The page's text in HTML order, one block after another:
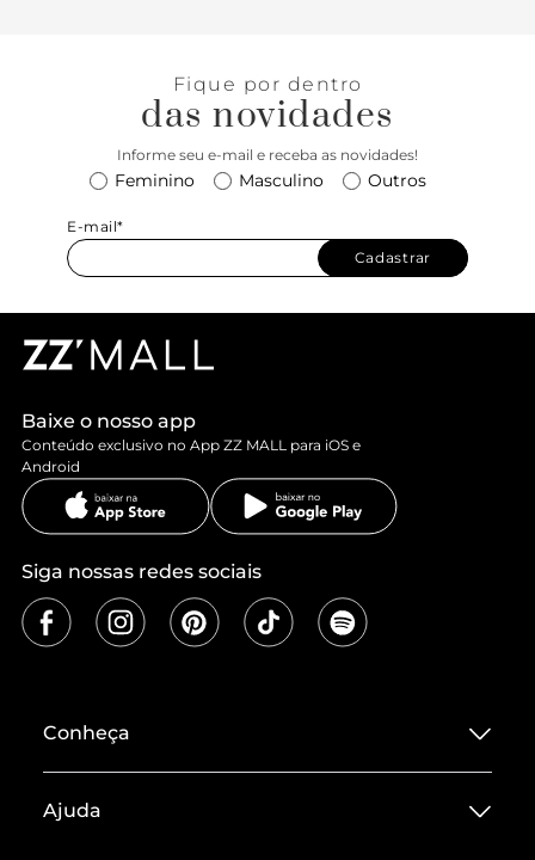
Fique por dentro
das novidades
Informe seu e-mail e receba as novidades!
Feminino Masculino Outros
E-mail*
Cadastrar
Baixe o nosso app
Conteúdo exclusivo no App ZZ MALL para iOS e
Android
Siga nossas redes sociais
Conheça
Termos de Uso
Ajuda